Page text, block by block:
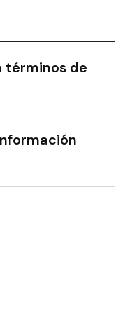
términos de